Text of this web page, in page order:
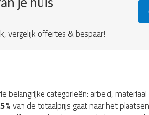
vergelijk offertes & bespaar!
belangrijke categorieën: arbeid,
van de totaalprijs gaat naar het